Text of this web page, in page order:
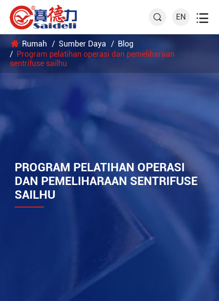
 EN 
Rumah Sumber Daya
Blog
Program pelatihan operasi dan pemeliharaan
sentrifuse sailhu
PROGRAM PELATIHAN OPERASI
DAN PEMELIHARAAN SENTRIFUSE
SAILHU